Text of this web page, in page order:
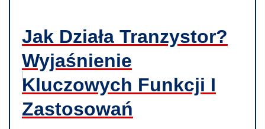
Jak Działa Tranzystor?
Wyjaśnienie
Kluczowych Funkcji I
Zastosowań